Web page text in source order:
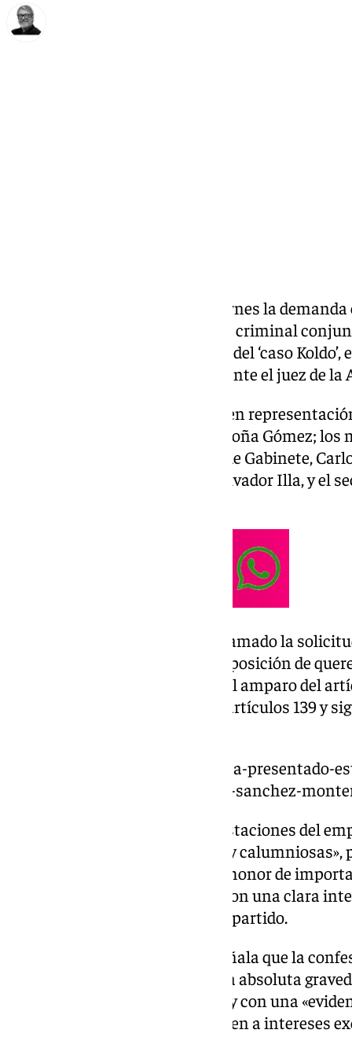
El PSOE ha presentado este viernes la
conciliación previo a la querella criminal
contra el presunto conseguidor del ‘caso
tras su declaración voluntaria ante el juez de
La demanda se ha interpuesto en
, y su esposa, Begoña Gómez;
María Jesús Montero, y su jefe de Gabinete,
presidente de la Generalitat, Salvador Illa, y el
En la demanda, el PSOE ha reclamado la
de conciliación previo a la interposición de
delito de injurias y calumnias, al amparo del
Enjuiciamiento Criminal y los artículos 139 y
https://www.101tv.es/el-psoe-ha-presentado-
aldama-por-sus-acusaciones-a-sanchez-
Para los socialistas, las manifestaciones del
falsas difamatorias, injuriosas y calumniosas»,
absolutamente grave contra el honor de
del PSOE» y a Begoña Gómez, «con una clara
al Ejecutivo en su conjunto y al partido.
En sus argumentos, el PSOE señala que la
«premeditada, torticera y de una absoluta
fines absolutamente espurios» y con una
señalan, desconocen «si obedecen a intereses